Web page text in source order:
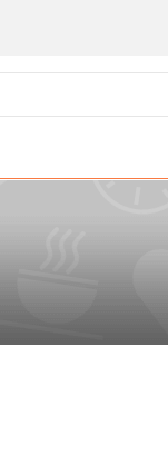
ცომეული